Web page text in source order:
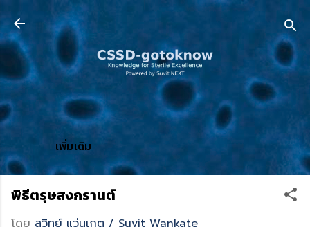
เพิ่มเติม
พิธีตรุษสงกรานต์
โดย สุวิทย์ แว่นเกตุ / Suvit Wankate